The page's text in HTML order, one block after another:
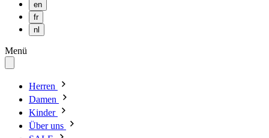
en
fr
nl
Menü
Herren
Damen
Kinder
Über uns